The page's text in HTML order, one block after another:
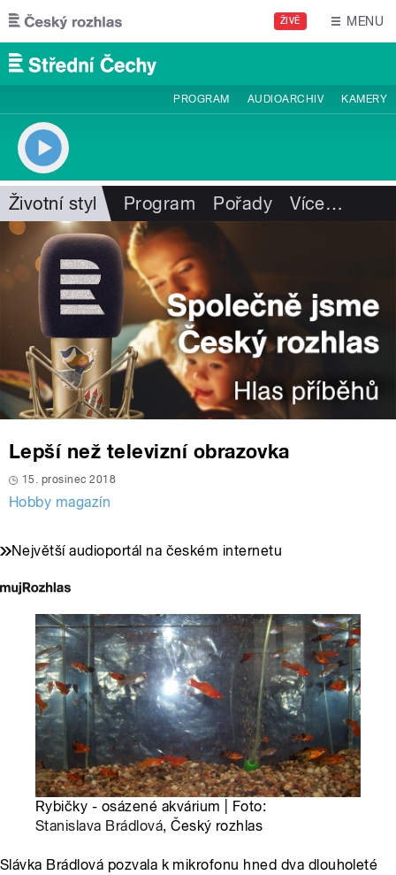
Přejít k hlavnímu obsahu
ŽIVĚ MENU
PROGRAM AUDIOARCHIV KAMERY
Životní styl Program Pořady Více…
Lepší než televizní obrazovka
15. prosinec 2018
Hobby magazín
Největší audioportál na českém internetu
Rybičky - osázené akvárium | Foto:
Stanislava Brádlová, Český rozhlas
Slávka Brádlová pozvala k mikrofonu hned dva dlouholeté